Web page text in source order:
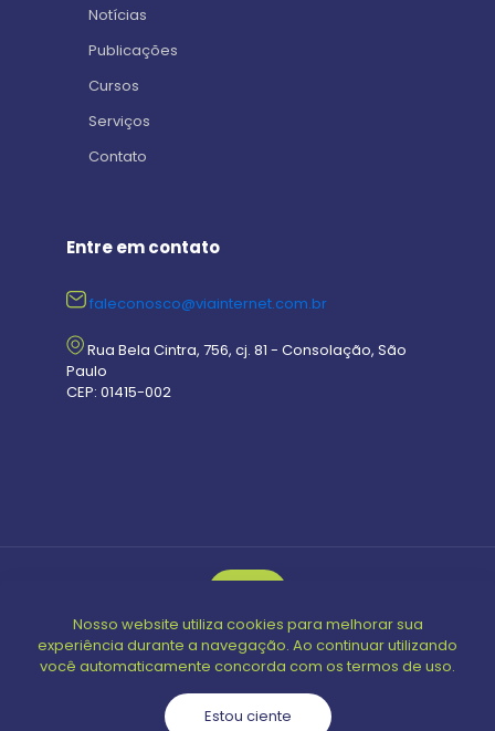
Notícias
Publicações
Cursos
Serviços
Contato
Entre em contato
faleconosco@viainternet.com.br
Rua Bela Cintra, 756, cj. 81 - Consolação, São
Paulo
CEP: 01415-002
© 2024 Guia Open | Todos os direitos reservados |
Powered byOreo Consultoria
Nosso website utiliza cookies para melhorar sua
experiência durante a navegação. Ao continuar utilizando
você automaticamente concorda com os termos de uso.
Estou ciente